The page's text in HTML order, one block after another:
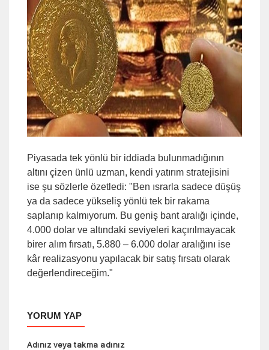
Piyasada tek yönlü bir iddiada bulunmadığının
altını çizen ünlü uzman, kendi yatırım stratejisini
ise şu sözlerle özetledi: "Ben ısrarla sadece düşüş
ya da sadece yükseliş yönlü tek bir rakama
saplanıp kalmıyorum. Bu geniş bant aralığı içinde,
4.000 dolar ve altındaki seviyeleri kaçırılmayacak
birer alım fırsatı, 5.880 – 6.000 dolar aralığını ise
kâr realizasyonu yapılacak bir satış fırsatı olarak
değerlendireceğim."
YORUM YAP
Adınız veya takma adınız